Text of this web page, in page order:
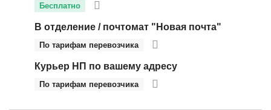
Бесплатно
В отделение / почтомат "Новая почта"
По тарифам перевозчика
Курьер НП по вашему адресу
По тарифам перевозчика